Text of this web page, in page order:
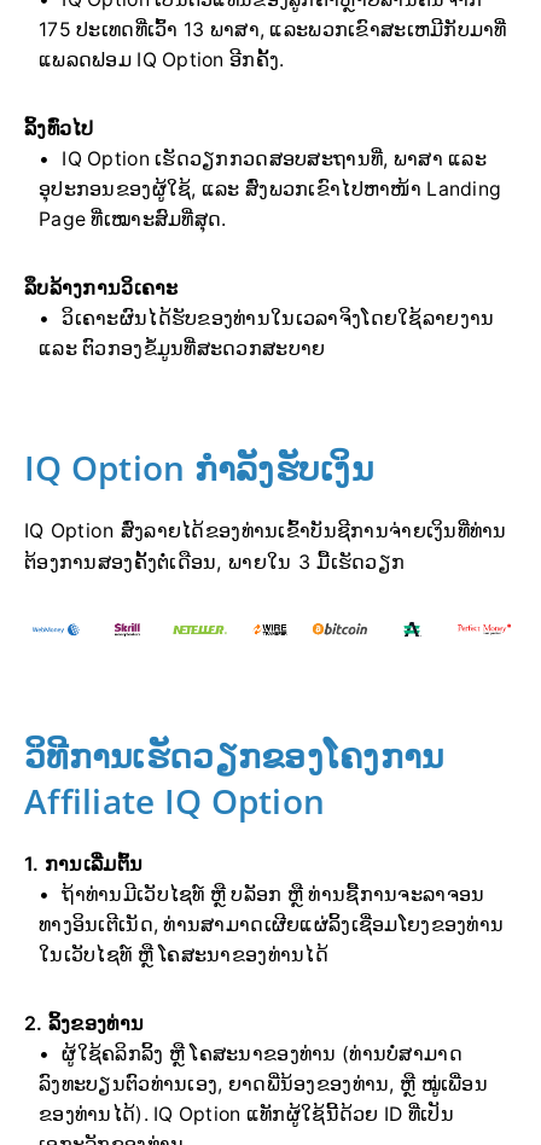
175 ປະເທດທີ່ເວົ້າ 13 ພາສາ, ແລະພວກເຂົາສະເຫມີກັບມາທີ່
ແພລດຟອມ IQ Option ອີກຄັ້ງ.
ລິ້ງທົ່ວໄປ
IQ Option ເຮັດວຽກກວດສອບສະຖານທີ່, ພາສາ ແລະ
ອຸປະກອນຂອງຜູ້ໃຊ້, ແລະ ສົ່ງພວກເຂົາໄປຫາໜ້າ Landing
Page ທີ່ເໝາະສົມທີ່ສຸດ.
ລຶບລ້າງການວິເຄາະ
ວິເຄາະຜົນໄດ້ຮັບຂອງທ່ານໃນເວລາຈິງໂດຍໃຊ້ລາຍງານ
ແລະ ຕົວກອງຂໍ້ມູນທີ່ສະດວກສະບາຍ
IQ Option ກຳລັງຮັບເງິນ
IQ Option ສົ່ງລາຍໄດ້ຂອງທ່ານເຂົ້າບັນຊີການຈ່າຍເງິນທີ່ທ່ານ
ຕ້ອງການສອງຄັ້ງຕໍ່ເດືອນ, ພາຍໃນ 3 ມື້ເຮັດວຽກ
ວິທີການເຮັດວຽກຂອງໂຄງການ
Affiliate IQ Option
1. ການເລີ່ມຕົ້ນ
ຖ້າທ່ານມີເວັບໄຊທ໌ ຫຼື ບລັອກ ຫຼື ທ່ານຊື້ການຈະລາຈອນ
ທາງອິນເຕີເນັດ, ທ່ານສາມາດເຜີຍແຜ່ລິ້ງເຊື່ອມໂຍງຂອງທ່ານ
ໃນເວັບໄຊທ໌ ຫຼື ໂຄສະນາຂອງທ່ານໄດ້
2. ລິ້ງຂອງທ່ານ
ຜູ້ໃຊ້ຄລິກລິ້ງ ຫຼື ໂຄສະນາຂອງທ່ານ (ທ່ານບໍ່ສາມາດ
ລົງທະບຽນຕົວທ່ານເອງ, ຍາດພີ່ນ້ອງຂອງທ່ານ, ຫຼື ໝູ່ເພື່ອນ
ຂອງທ່ານໄດ້). IQ Option ແທັກຜູ້ໃຊ້ນີ້ດ້ວຍ ID ທີ່ເປັນ